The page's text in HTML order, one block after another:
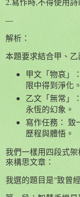
---
解析：
本題要求結合甲、乙
甲文「物哀」
限中得到淨化。
乙文「無常」
永恆的幻象。
寫作任務： 致
歷程與體悟。
我們一樣用四段式
來構思文章：
我選的題目是"致曾